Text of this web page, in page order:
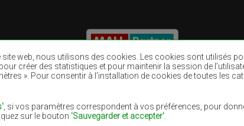
web, nous utilisons des cookies. Les cookies sont utilisés
créer des statistiques et pour maintenir la session de
». Pour consentir à l’installation de cookies de toutes les
, si vos paramètres correspondent à vos préférences, pour
sur le bouton 'Sauvegarder et accepter'
Tapis pourpres Tapis bleu
Tapis lilas